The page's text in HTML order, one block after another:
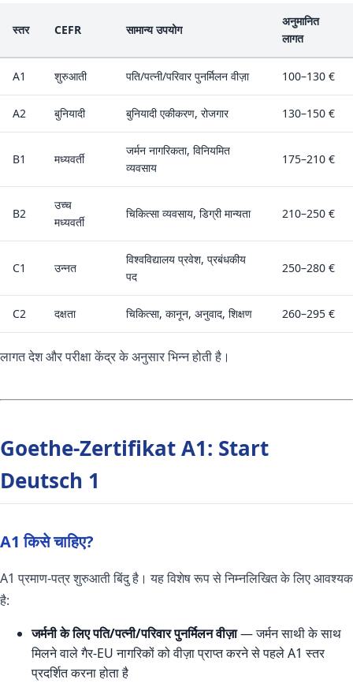
स्तर CEFR सामान्य उपयोग
अनुमानित
लागत
A1 शुरुआती पति/पत्नी/परिवार पुनर्मिलन वीज़ा 100–130 €
A2 बुनियादी बुनियादी एकीकरण, रोजगार 130–150 €
B1 मध्यवर्ती
जर्मन नागरिकता, विनियमित
व्यवसाय
175–210 €
B2
उच्च
मध्यवर्ती
चिकित्सा व्यवसाय, डिग्री मान्यता 210–250 €
C1 उन्नत
विश्वविद्यालय प्रवेश, प्रबंधकीय
पद
250–280 €
C2 दक्षता चिकित्सा, कानून, अनुवाद, शिक्षण 260–295 €
लागत देश और परीक्षा केंद्र के अनुसार भिन्न होती है।
Goethe-Zertifikat A1: Start
Deutsch 1
A1 किसे चाहिए?
A1 प्रमाण-पत्र शुरुआती बिंदु है। यह विशेष रूप से निम्नलिखित के लिए आवश्यक
है:
जर्मनी के लिए पति/पत्नी/परिवार पुनर्मिलन वीज़ा— जर्मन साथी के साथ
मिलने वाले गैर-EU नागरिकों को वीज़ा प्राप्त करने से पहले A1 स्तर
प्रदर्शित करना होता है